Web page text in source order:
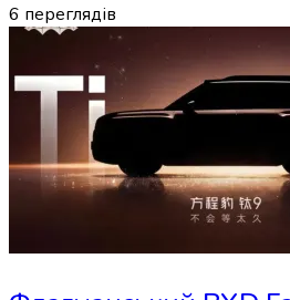
6 переглядів